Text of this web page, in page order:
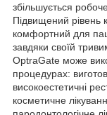
збільшується
Підвищений рівень
комфортний для
завдяки своїй
OptraGate може
процедурах:
високоестетичні
косметичне